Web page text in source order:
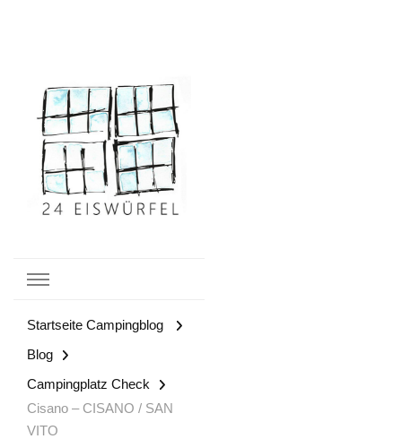
Eiswürfel
Startseite Campingblog
Blog
Campingplatz Check
Cisano – CISANO / SAN
VITO